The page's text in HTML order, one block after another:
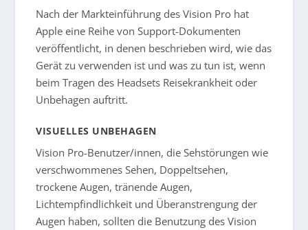
Nach der Markteinführung des Vision Pro hat
Apple eine Reihe von Support-Dokumenten
veröffentlicht, in denen beschrieben wird, wie das
Gerät zu verwenden ist und was zu tun ist, wenn
beim Tragen des Headsets Reisekrankheit oder
Unbehagen auftritt.
VISUELLES UNBEHAGEN
Vision Pro-Benutzer/innen, die Sehstörungen wie
verschwommenes Sehen, Doppeltsehen,
trockene Augen, tränende Augen,
Lichtempfindlichkeit und Überanstrengung der
Augen haben, sollten die Benutzung des Vision